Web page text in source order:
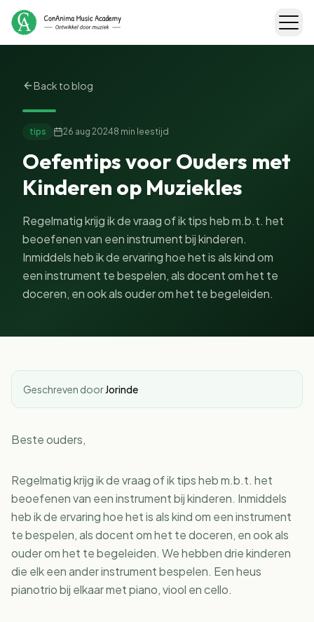
Back to blog
tips 26 aug 20248 min leestijd
Oefentips voor Ouders met
Kinderen op Muziekles
Regelmatig krijg ik de vraag of ik tips heb m.b.t. het
beoefenen van een instrument bij kinderen.
Inmiddels heb ik de ervaring hoe het is als kind om
een instrument te bespelen, als docent om het te
doceren, en ook als ouder om het te begeleiden.
Geschreven doorJorinde
Beste ouders,
Regelmatig krijg ik de vraag of ik tips heb m.b.t. het
beoefenen van een instrument bij kinderen. Inmiddels
heb ik de ervaring hoe het is als kind om een instrument
te bespelen, als docent om het te doceren, en ook als
ouder om het te begeleiden. We hebben drie kinderen
die elk een ander instrument bespelen. Een heus
pianotrio bij elkaar met piano, viool en cello.